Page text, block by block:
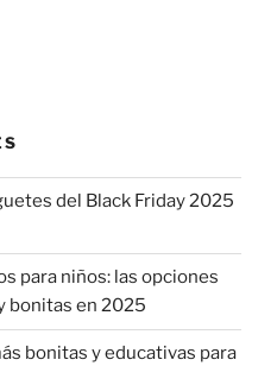
del Black Friday 2025
para niños: las opciones
bonitas en 2025
bonitas y educativas para